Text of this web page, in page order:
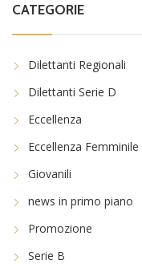
CATEGORIE
Dilettanti Regionali
Dilettanti Serie D
Eccellenza
Eccellenza Femminile
Giovanili
news in primo piano
Promozione
Serie B